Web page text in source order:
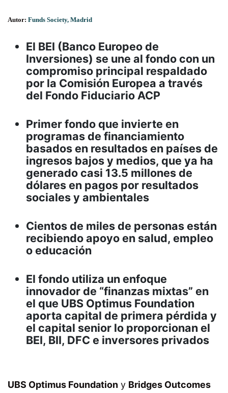
Autor: Funds Society, Madrid
El BEI (Banco Europeo de
Inversiones) se une al fondo con un
compromiso principal respaldado
por la Comisión Europea a través
del Fondo Fiduciario ACP
Primer fondo que invierte en
programas de financiamiento
basados en resultados en países de
ingresos bajos y medios, que ya ha
generado casi 13.5 millones de
dólares en pagos por resultados
sociales y ambientales
Cientos de miles de personas están
recibiendo apoyo en salud, empleo
o educación
El fondo utiliza un enfoque
innovador de “finanzas mixtas” en
el que UBS Optimus Foundation
aporta capital de primera pérdida y
el capital senior lo proporcionan el
BEI, BII, DFC e inversores privados
UBS Optimus Foundation y Bridges Outcomes